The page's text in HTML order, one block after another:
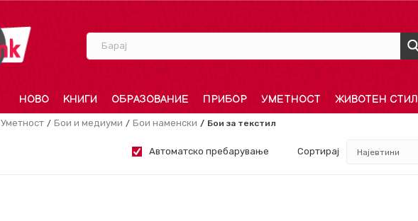
Барај
НОВО КНИГИ ОБРАЗОВАНИЕ ПРИБОР УМЕТНОСТ ЖИВОТЕН СТИЛ
Уметност Бои и медиуми Бои наменски Бои за текстил
Автоматско пребарување Сортирај